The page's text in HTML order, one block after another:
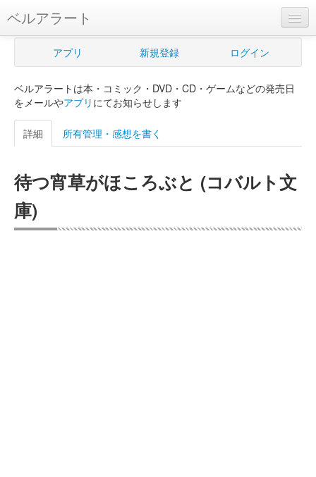
ベルアラート
ベルアラートとは
新規登録
ログイン
購入管理
Myシェルフ
アプリ 新規登録 ログイン
ベルアラートは本・コミック・DVD・CD・ゲームなどの発売日
をメールやアプリ にてお知らせします
詳細 所有管理・感想を書く
待つ宵草がほころぶと (コバルト文
庫)